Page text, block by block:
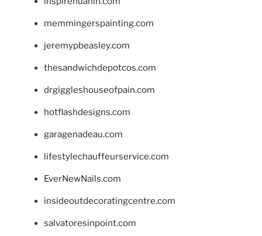
memmingerspainting.com
jeremypbeasley.com
thesandwichdepotcos.com
drgiggleshouseofpain.com
hotflashdesigns.com
garagenadeau.com
lifestylechauffeurservice.com
EverNewNails.com
insideoutdecoratingcentre.com
salvatoresinpoint.com